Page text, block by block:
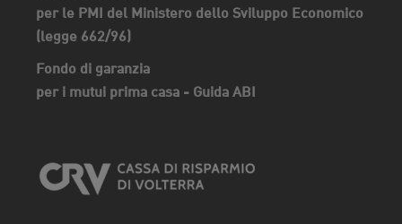
per le PMI del Ministero dello Sviluppo Economico
(legge 662/96)
Fondo di garanzia
per i mutui prima casa - Guida ABI